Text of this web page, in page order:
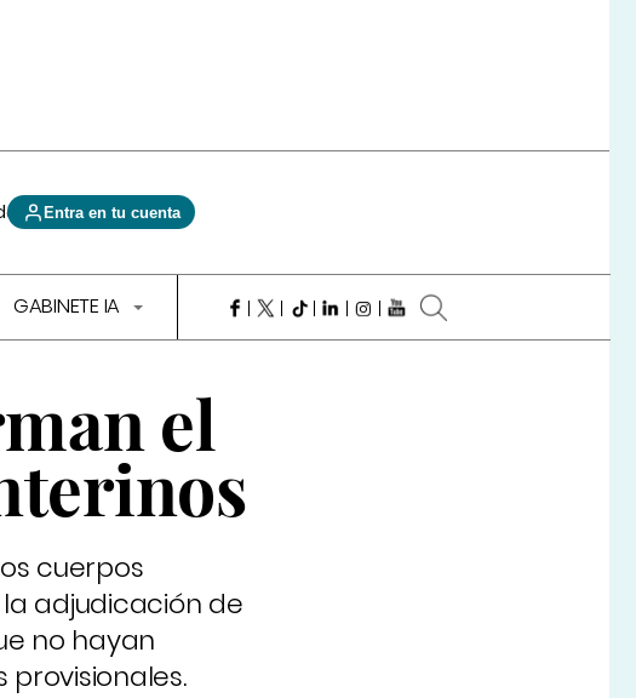
Entra en tu cuenta
GABINETE IA
el
cuerpos
adjudicación de
no hayan